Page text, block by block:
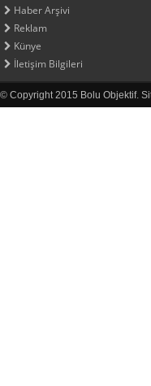
Haber Arşivi
Reklam
Künye
İletişim Bilgileri
© Copyright 2015 Bolu Objektif.